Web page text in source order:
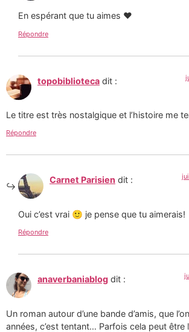
En espérant que tu aimes ❤️
Répondre
topobiblioteca dit :
Le titre est très nostalgique et l’histoire me
Répondre
Carnet Parisien dit :
Oui c’est vrai 🙂 je pense que tu aimerais!
Répondre
anaverbaniablog dit :
Un roman autour d’une bande d’amis, que
années, c’est tentant… Parfois cela peut être